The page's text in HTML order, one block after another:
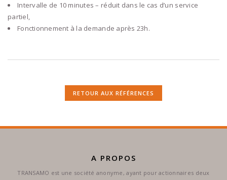
Intervalle de 10 minutes – réduit dans le cas d’un service
partiel,
Fonctionnement à la demande après 23h.
RETOUR AUX RÉFÉRENCES
A PROPOS
TRANSAMO est une société anonyme, ayant pour actionnaires deux